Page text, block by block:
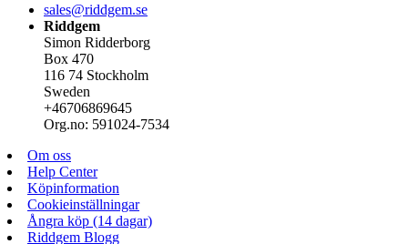
sales@riddgem.se
Riddgem
Simon Ridderborg
Box 470
116 74 Stockholm
Sweden
+46706869645
Org.no: 591024-7534
Om oss
Help Center
Köpinformation
Cookieinställningar
Ångra köp (14 dagar)
Riddgem Blogg